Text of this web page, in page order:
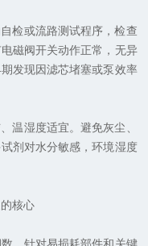
检或流路测试程序，检查
磁阀开关动作正常，无异
发现因滤芯堵塞或泵效率
湿度适宜。避免灰尘、
剂对水分敏感，环境湿度
核心